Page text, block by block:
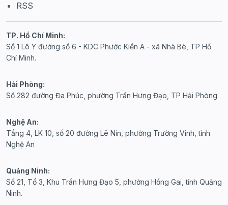
RSS
TP. Hồ Chí Minh:
Số 1 Lô Y đường số 6 - KDC Phước Kiển A - xã Nhà Bè, TP Hồ
Chí Minh.
Hải Phòng:
Số 282 đường Đa Phúc, phường Trần Hưng Đạo, TP Hải Phòng
Nghệ An:
Tầng 4, LK 10, số 20 đường Lê Nin, phường Trường Vinh, tỉnh
Nghệ An
Quảng Ninh:
Số 21, Tổ 3, Khu Trần Hưng Đạo 5, phường Hồng Gai, tỉnh Quảng
Ninh.